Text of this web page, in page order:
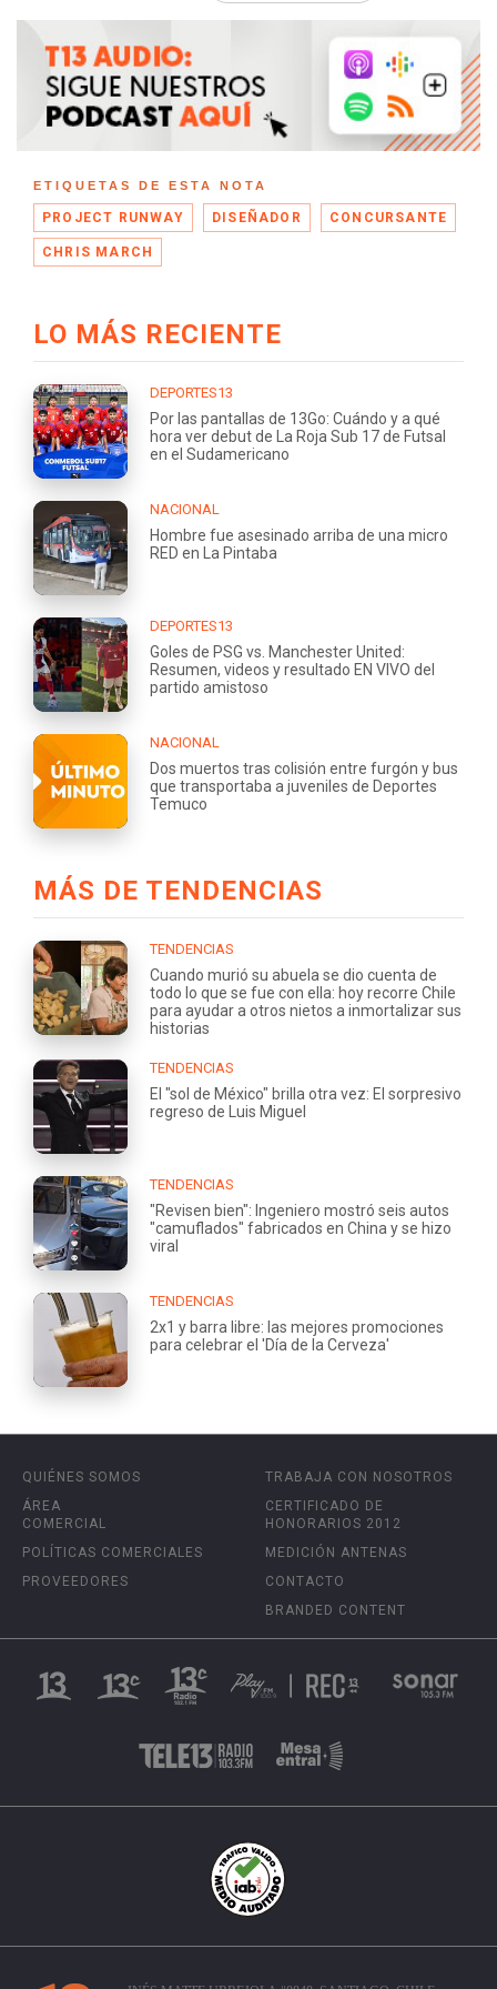
ETIQUETAS DE ESTA NOTA
PROJECT RUNWAY DISEÑADOR CONCURSANTE
CHRIS MARCH
LO MÁS RECIENTE
DEPORTES13
Por las pantallas de 13Go: Cuándo y a qué
hora ver debut de La Roja Sub 17 de Futsal
en el Sudamericano
NACIONAL
Hombre fue asesinado arriba de una micro
RED en La Pintaba
DEPORTES13
Goles de PSG vs. Manchester United:
Resumen, videos y resultado EN VIVO del
partido amistoso
NACIONAL
Dos muertos tras colisión entre furgón y bus
que transportaba a juveniles de Deportes
Temuco
MÁS DE TENDENCIAS
TENDENCIAS
Cuando murió su abuela se dio cuenta de
todo lo que se fue con ella: hoy recorre Chile
para ayudar a otros nietos a inmortalizar sus
historias
TENDENCIAS
El "sol de México" brilla otra vez: El sorpresivo
regreso de Luis Miguel
TENDENCIAS
"Revisen bien": Ingeniero mostró seis autos
"camuflados" fabricados en China y se hizo
viral
TENDENCIAS
2x1 y barra libre: las mejores promociones
para celebrar el 'Día de la Cerveza'
QUIÉNES SOMOS
ÁREA
COMERCIAL
POLÍTICAS COMERCIALES
PROVEEDORES
TRABAJA CON NOSOTROS
CERTIFICADO DE
HONORARIOS 2012
MEDICIÓN ANTENAS
CONTACTO
BRANDED CONTENT